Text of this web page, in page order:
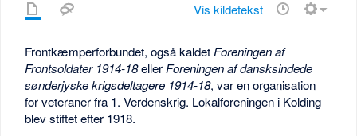
Vis kildetekst
Frontkæmperforbundet, også kaldet Foreningen af
Frontsoldater 1914-18eller Foreningen af dansksindede
sønderjyske krigsdeltagere 1914-18, var en organisation
for veteraner fra 1. Verdenskrig. Lokalforeningen i Kolding
blev stiftet efter 1918.